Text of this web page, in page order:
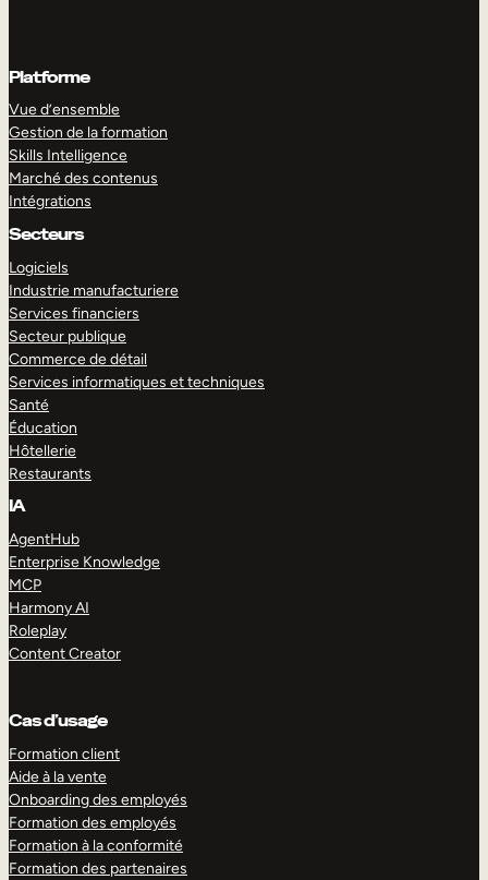
Platforme
Vue d’ensemble
Gestion de la formation
Skills Intelligence
Marché des contenus
Intégrations
Secteurs
Logiciels
Industrie manufacturiere
Services financiers
Secteur publique
Commerce de détail
Services informatiques et techniques
Santé
Éducation
Hôtellerie
Restaurants
IA
AgentHub
Enterprise Knowledge
MCP
Harmony AI
Roleplay
Content Creator
Cas d’usage
Formation client
Aide à la vente
Onboarding des employés
Formation des employés
Formation à la conformité
Formation des partenaires